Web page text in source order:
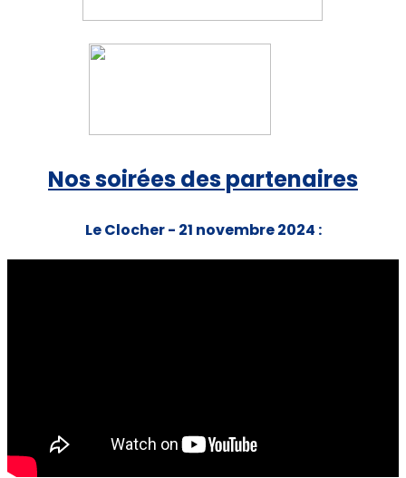
Nos soirées des partenaires
Le Clocher - 21 novembre 2024 :